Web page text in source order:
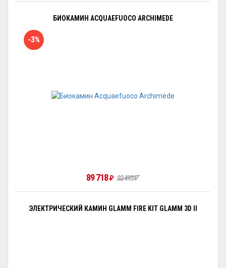
БИОКАМИН ACQUAEFUOCO ARCHIMEDE
-3%
89 718 ₽ 92 493₽
ЭЛЕКТРИЧЕСКИЙ КАМИН GLAMM FIRE KIT GLAMM 3D II